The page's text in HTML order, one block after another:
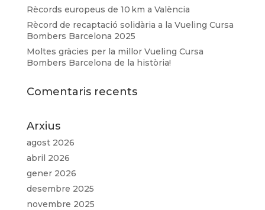
Rècords europeus de 10 km a València
Rècord de recaptació solidària a la Vueling Cursa
Bombers Barcelona 2025
Moltes gràcies per la millor Vueling Cursa
Bombers Barcelona de la història!
Comentaris recents
Arxius
agost 2026
abril 2026
gener 2026
desembre 2025
novembre 2025